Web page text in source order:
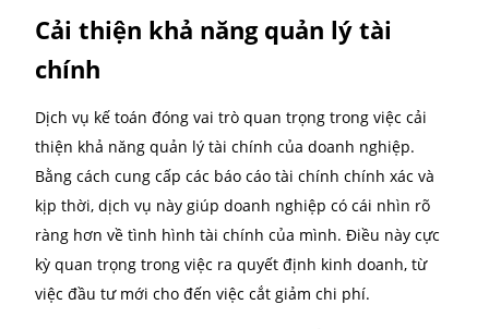
thiết, giảm thiểu chi phí không hiệu quả. Việc này
chỉ giúp cải thiện lợi nhuận mà còn tạo điều kiện
Đảm bảo tuân thủ pháp luật
Luật kế toán và thuế thường xuyên thay đổi, đòi hỏi
doanh nghiệp phải cập nhật liên tục để tránh vi
Dịch vụ kế toán giúp doanh nghiệp luôn tuân thủ
quy định pháp luật, từ việc khai thuế đến lập báo